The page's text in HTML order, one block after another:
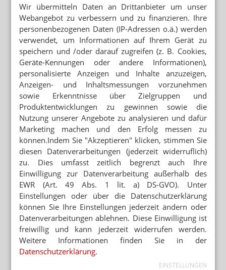
Wir übermitteln Daten an Drittanbieter um unser
Webangebot zu verbessern und zu finanzieren. Ihre
personenbezogenen Daten (IP-Adressen o.ä.) werden
verwendet, um Informationen auf Ihrem Gerät zu
speichern und /oder darauf zugreifen (z. B. Cookies,
Geräte-Kennungen oder andere Informationen),
personalisierte Anzeigen und Inhalte anzuzeigen,
Anzeigen- und Inhaltsmessungen vorzunehmen
sowie Erkenntnisse über Zielgruppen und
Produktentwicklungen zu gewinnen sowie die
Nutzung unserer Angebote zu analysieren und dafür
Marketing machen und den Erfolg messen zu
können.Indem Sie "Akzeptieren" klicken, stimmen Sie
diesen Datenverarbeitungen (jederzeit widerruflich)
zu. Dies umfasst zeitlich begrenzt auch Ihre
Einwilligung zur Datenverarbeitung außerhalb des
EWR (Art. 49 Abs. 1 lit. a) DS-GVO). Unter
Einstellungen oder über die Datenschutzerklärung
können Sie Ihre Einstellungen jederzeit ändern oder
Datenverarbeitungen ablehnen. Diese Einwilligung ist
freiwillig und kann jederzeit widerrufen werden.
Weitere Informationen finden Sie in der
Datenschutzerklärung.
EINSTELLUNGEN
Kassen kontra BMG: Retax droht
APOTHEKENWAHLFREIHEIT
Kein Raum für Retaxationen – Stroppe warnt
Kassen
STERILREZEPTUREN
DAV und GKV: Poker um Hilfstaxe
APORETRO
Hüffenhardt: Jetzt wird geimpft
Mehr zum Thema
RETAXATIONEN IM GRIFF
Weniger Retax: „Bin begeistert vom E-Rezept“
VENTAVIS/ADEMPAS/APO-GO
Patientenprogramme: Hintermann reich, Apotheker
ruiniert
REZEPTKONTROLLE VOR ABGABE
Echtzeitprüfung: GfS gibt Retax-Garantie